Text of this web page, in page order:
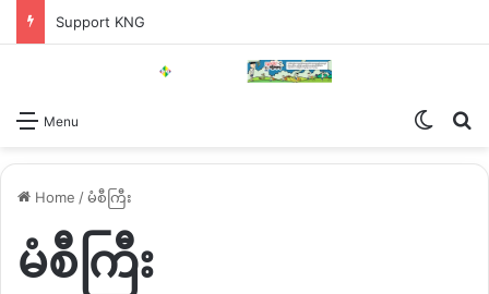
Support KNG
Menu
Home /မံစီကြီး
မံစီကြီး